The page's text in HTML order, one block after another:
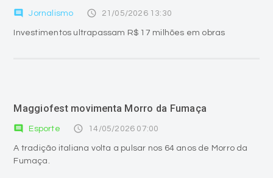
comment Jornalismo access_time 21/05/2026 13:30
Investimentos ultrapassam R$ 17 milhões em obras
Maggiofest movimenta Morro da Fumaça
comment Esporte access_time 14/05/2026 07:00
A tradição italiana volta a pulsar nos 64 anos de Morro da
Fumaça.